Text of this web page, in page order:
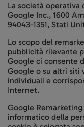
La società operativa
Google Inc., 1600
94043-1351, Stati
Lo scopo del
pubblicità rilevante
Google ci consente
Google o su altri siti
individuali e
Internet.
Google
informatico della